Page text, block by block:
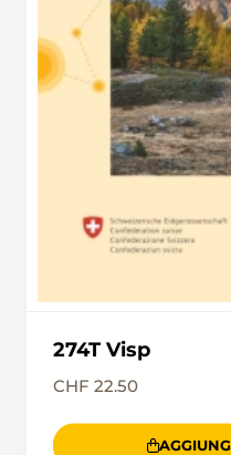
bekannten Walliser
entlang der Hänge,
unterhalb liegt der
einer letzten Rast
Sees, oberhalb des
der Kneipp‑Anlage
Füsse erfrischen.
in Grächen sind es
274T Visp
CHF 22.50